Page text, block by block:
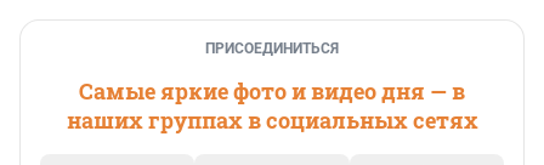
ПРИСОЕДИНИТЬСЯ
Самые яркие фото и видео дня — в
наших группах в социальных сетях